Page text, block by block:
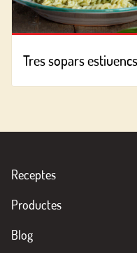
Tres sopars
Receptes
Productes
Blog